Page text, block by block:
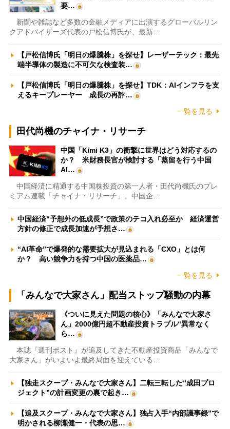
要…
新聞や雑誌など多数の金融メディアに出演するグローバルリン
クアドバイザーズ代表の戸松信博氏が、最新…
【戸松信博氏「明日の爆騰株」を探せ】レーザーテック：最先
端半導体の製造に不可欠な検査装…
【戸松信博氏「明日の爆騰株」を探せ】TDK：AIインフラを支
えるキープレーヤー 成長の再評…
一覧を見る
田代尚機のチャイナ・リサーチ
中国「Kimi K3」の衝撃に世界はどう対応するの
か？ 米財務長官が検討する「蒸留を行う中国
AI…
中国経済に精通する中国株投資の第一人者・田代尚機氏のプレ
ミアム連載「チャイナ・リサーチ」。中国企…
中国経済“予想外の低成長”で政策のテコ入れ必至か 経済運営
方針の修正で成長加速が予想さ…
“AI革命”で爆発的な需要拡大が見込まれる「CXO」とは何
か？ 高い競争力を持つ中国の医薬品…
一覧を見る
「みんなで大家さん」配当ストップ騒動の内幕
《ついに見えた問題の核心》「みんなで大家さ
ん」2000億円超不動産投資トラブル“異常なく
ら…
本誌『週刊ポスト』が追及してきた不動産投資商品「みんなで
大家さん」がいよいよ最終局面を迎えている…
【独走スクープ・みんなで大家さん】二転三転した“成田プロ
ジェクト”の計画変更の裏で起き…
【追及スクープ・みんなで大家さん】独占入手“内部議事録”で
明かされる柳瀬健一・代表の思…